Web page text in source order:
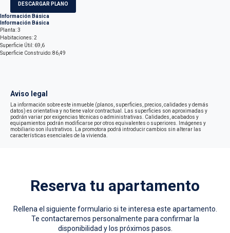
DESCARGAR PLANO
Información Básica
Información Básica
Planta: 3
Habitaciones: 2
Superficie Útil: 69,6
Superficie Construido: 86,49
Aviso legal
La información sobre este inmueble (planos, superficies, precios, calidades y demás
datos) es orientativa y no tiene valor contractual. Las superficies son aproximadas y
podrán variar por exigencias técnicas o administrativas. Calidades, acabados y
equipamientos podrán modificarse por otros equivalentes o superiores. Imágenes y
mobiliario son ilustrativos. La promotora podrá introducir cambios sin alterar las
características esenciales de la vivienda.
Reserva tu apartamento
Rellena el siguiente formulario si te interesa este apartamento.
Te contactaremos personalmente para confirmar la
disponibilidad y los próximos pasos.